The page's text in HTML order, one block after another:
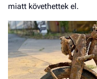
miatt követhettek el.